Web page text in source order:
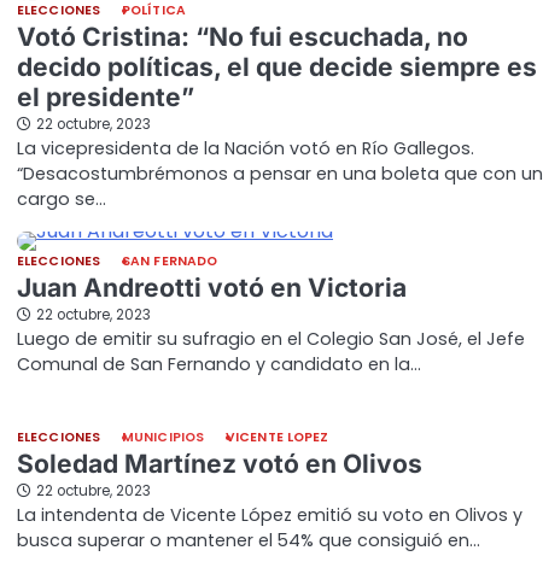
ELECCIONES POLÍTICA
Votó Cristina: “No fui escuchada, no
decido políticas, el que decide siempre es
el presidente”
22 octubre, 2023
La vicepresidenta de la Nación votó en Río Gallegos.
“Desacostumbrémonos a pensar en una boleta que con un
cargo se…
ELECCIONES SAN FERNADO
Juan Andreotti votó en Victoria
22 octubre, 2023
Luego de emitir su sufragio en el Colegio San José, el Jefe
Comunal de San Fernando y candidato en la…
ELECCIONES MUNICIPIOS VICENTE LOPEZ
Soledad Martínez votó en Olivos
22 octubre, 2023
La intendenta de Vicente López emitió su voto en Olivos y
busca superar o mantener el 54% que consiguió en…